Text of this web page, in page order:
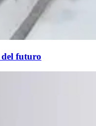
del futuro